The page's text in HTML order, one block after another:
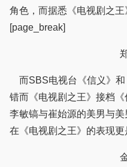
角色，而据悉《电视剧之王
[page_break]
而SBS电视台《信义》和
错而《电视剧之王》接档
李敏镐与崔始源的美男与
在《电视剧之王》的表现